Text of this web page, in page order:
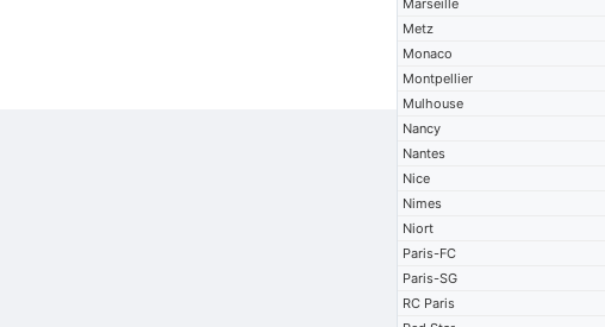
Marseille
Metz
Monaco
Montpellier
Mulhouse
Nancy
Nantes
Nice
Nimes
Niort
Paris-FC
Paris-SG
RC Paris